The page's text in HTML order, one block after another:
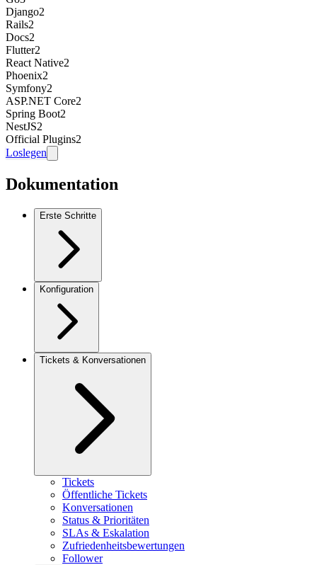
Django2
Rails2
Docs2
Flutter2
React Native2
Phoenix2
Symfony2
ASP.NET Core2
Spring Boot2
NestJS2
Official Plugins2
Loslegen
Dokumentation
Erste Schritte
Konfiguration
Tickets & Konversationen
Tickets
Öffentliche Tickets
Konversationen
Status & Prioritäten
SLAs & Eskalation
Zufriedenheitsbewertungen
Follower